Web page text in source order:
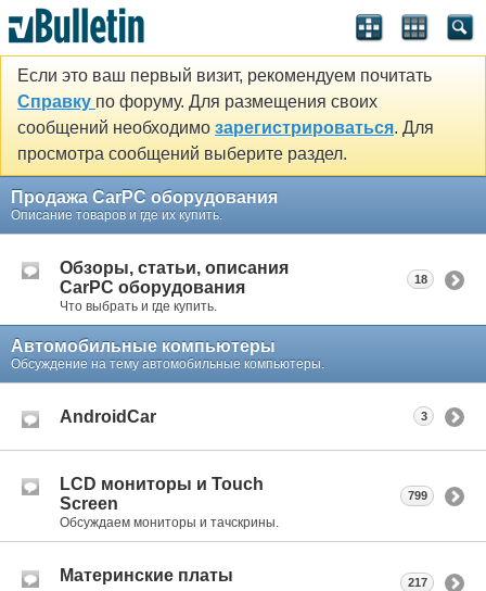
Если это ваш первый визит, рекомендуем почитать
Справку по форуму. Для размещения своих
сообщений необходимо зарегистрироваться. Для
просмотра сообщений выберите раздел.
Продажа CarPC оборудования
Описание товаров и где их купить.
Обзоры, статьи, описания
CarPC оборудования
Что выбрать и где купить.
18
Автомобильные компьютеры
Обсуждение на тему автомобильные компьютеры.
AndroidCar 3
LCD мониторы и Touch
Screen
Обсуждаем мониторы и тачскрины.
799
Материнские платы 217